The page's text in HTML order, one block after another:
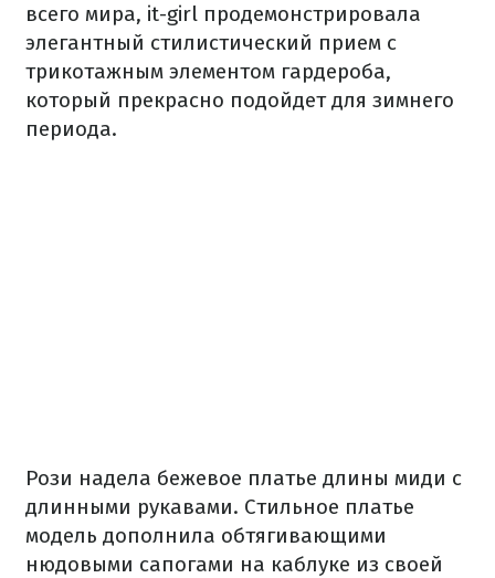
всего мира, it-girl продемонстрировала
элегантный стилистический прием с
трикотажным элементом гардероба,
который прекрасно подойдет для зимнего
периода.
Рози надела бежевое платье длины миди с
длинными рукавами. Стильное платье
модель дополнила обтягивающими
нюдовыми сапогами на каблуке из своей